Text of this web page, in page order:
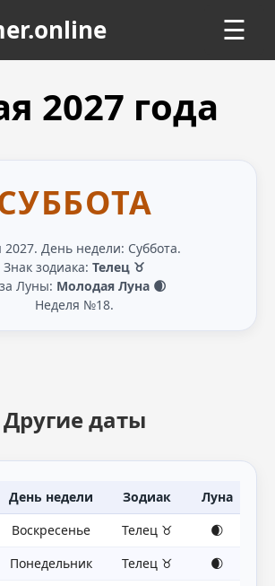
☰
2027 года
2027. День недели: Суббота.
Знак зодиака: Телец ♉
Луны: Молодая Луна 🌒
Неделя №18.
Другие даты
День недели Зодиак
Луна
Воскресенье Телец ♉
🌒
Понедельник Телец ♉
🌒